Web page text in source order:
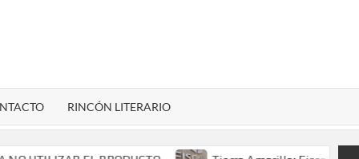
RINCÓN LITERARIO